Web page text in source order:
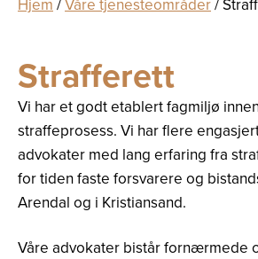
Hjem /Våre tjenesteområder/
Strafferett
Vi har et godt etablert fagmiljø
straffeprosess. Vi har flere
advokater med lang erfaring fra
for tiden faste forsvarere og
Arendal og i Kristiansand.
Våre advokater bistår fornærmede